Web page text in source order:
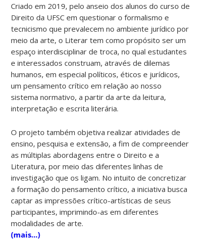
Criado em 2019, pelo anseio dos alunos do curso de
Direito da UFSC em questionar o formalismo e
tecnicismo que prevalecem no ambiente jurídico por
meio da arte, o Literar tem como propósito ser um
espaço interdisciplinar de troca, no qual estudantes
e interessados construam, através de dilemas
humanos, em especial políticos, éticos e jurídicos,
um pensamento crítico em relação ao nosso
sistema normativo, a partir da arte da leitura,
interpretação e escrita literária.
O projeto também objetiva realizar atividades de
ensino, pesquisa e extensão, a fim de compreender
as múltiplas abordagens entre o Direito e a
Literatura, por meio das diferentes linhas de
investigação que os ligam. No intuito de concretizar
a formação do pensamento crítico, a iniciativa busca
captar as impressões crítico-artísticas de seus
participantes, imprimindo-as em diferentes
modalidades de arte.
(mais…)